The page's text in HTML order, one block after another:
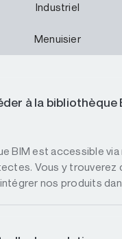
Industriel
Menuisier
à la bibliothèque
BIM est accessible
Vous y trouverez
nos produits